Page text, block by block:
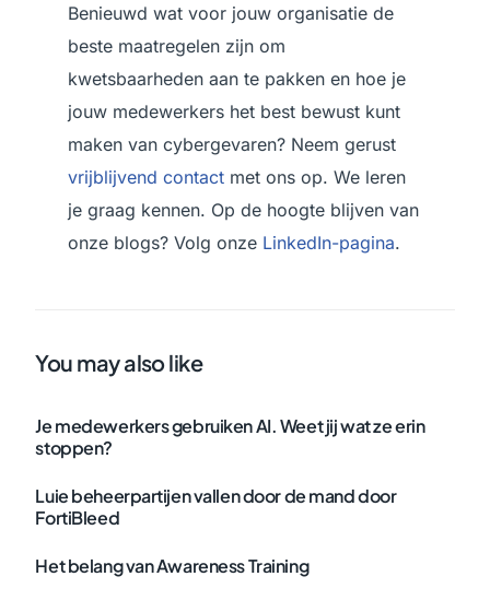
Benieuwd wat voor jouw organisatie de
beste maatregelen zijn om
kwetsbaarheden aan te pakken en hoe je
jouw medewerkers het best bewust kunt
maken van cybergevaren? Neem gerust
vrijblijvend contactmet ons op. We leren
je graag kennen. Op de hoogte blijven van
onze blogs? Volg onze LinkedIn-pagina.
You may also like
Je medewerkers gebruiken AI. Weet jij wat ze erin
stoppen?
Luie beheerpartijen vallen door de mand door
FortiBleed
Het belang van Awareness Training